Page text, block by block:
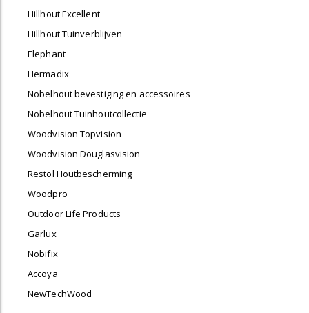
Hillhout Excellent
Hillhout Tuinverblijven
Elephant
Hermadix
Nobelhout bevestiging en accessoires
Nobelhout Tuinhoutcollectie
Woodvision Topvision
Woodvision Douglasvision
Restol Houtbescherming
Woodpro
Outdoor Life Products
Garlux
Nobifix
Accoya
NewTechWood